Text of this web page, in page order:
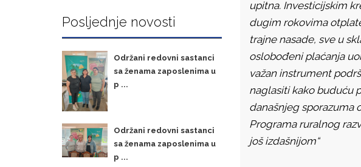
upitna. Investicijskim
dugim rokovima
trajne nasade, sve u
oslobođeni plaćanja
važan instrument
naglasiti kako buduću
današnjeg sporazuma
Programa ruralnog
još izdašnijom“
Posljednje novosti
Održani redovni sastanci
sa ženama zaposlenima u
p ...
Održani redovni sastanci
sa ženama zaposlenima u
p ...